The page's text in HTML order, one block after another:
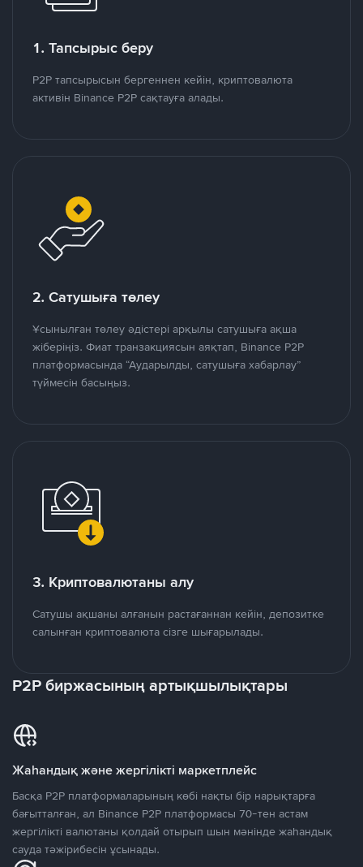
1. Тапсырыс беру
P2P тапсырысын бергеннен кейін, криптовалюта
активін Binance P2P сақтауға алады.
2. Сатушыға төлеу
Ұсынылған төлеу әдістері арқылы сатушыға ақша
жіберіңіз. Фиат транзакциясын аяқтап, Binance P2P
платформасында “Аударылды, сатушыға хабарлау”
түймесін басыңыз.
3. Криптовалютаны алу
Сатушы ақшаны алғанын растағаннан кейін, депозитке
салынған криптовалюта сізге шығарылады.
P2P биржасының артықшылықтары
Жаһандық және жергілікті маркетплейс
Басқа P2P платформаларының көбі нақты бір нарықтарға
бағытталған, ал Binance P2P платформасы 70-тен астам
жергілікті валютаны қолдай отырып шын мәнінде жаһандық
сауда тәжірибесін ұсынады.